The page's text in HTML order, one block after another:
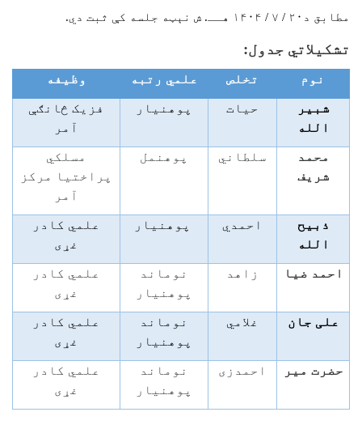
مطابق د۲۰ / ۷ / ۱۴۰۴ هــ. ش نېټه جلسه کې ثبت دي.
تشکیلاتي جدول:
نوم تخلص علمي رتبه وظیفه
شبیر
الله
حیات پوهنیار
فزیک څانګې
آمر
محمد
شریف
سلطاني پوهنمل
مسلکي
پراختیا مرکز
آمر
ذبیح
الله
احمدي پوهنیار
علمي کادر
غړی
احمد ضیا زاهد
نوماند
پوهنیار
علمي کادر
غړی
علی جان غلامي
نوماند
پوهنیار
علمي کادر
غړی
حضرت میر احمدزی
نوماند
پوهنیار
علمي کادر
غړی